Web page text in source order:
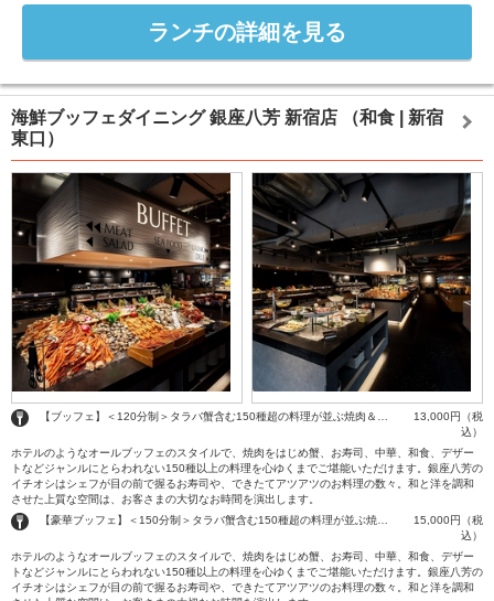
ランチの詳細を見る
海鮮ブッフェダイニング 銀座八芳 新宿店
（和食 | 新宿
東口）
13,000円（税
込）
ホテルのようなオールブッフェのスタイルで、焼肉をはじめ蟹、お寿司、中華、和食、デザー
トなどジャンルにとらわれない150種以上の料理を心ゆくまでご堪能いただけます。銀座八芳の
イチオシはシェフが目の前で握るお寿司や、できたてアツアツのお料理の数々。和と洋を調和
させた上質な空間は、お客さまの大切なお時間を演出します。
15,000円（税
込）
ホテルのようなオールブッフェのスタイルで、焼肉をはじめ蟹、お寿司、中華、和食、デザー
トなどジャンルにとらわれない150種以上の料理を心ゆくまでご堪能いただけます。銀座八芳の
イチオシはシェフが目の前で握るお寿司や、できたてアツアツのお料理の数々。和と洋を調和